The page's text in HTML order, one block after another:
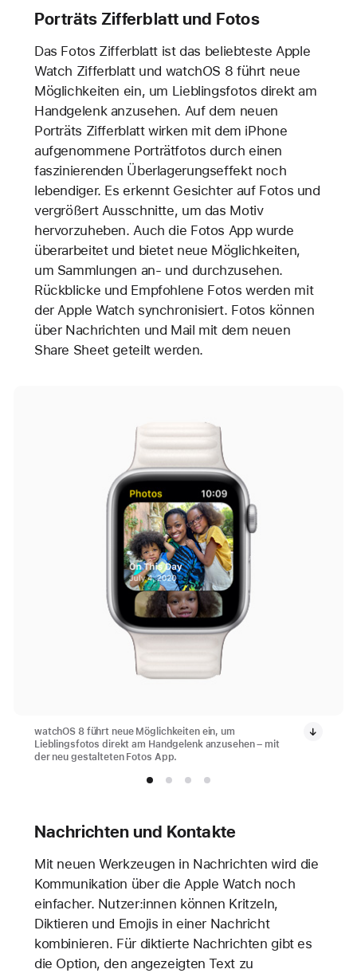
Porträts Zifferblatt und Fotos
Das Fotos Zifferblatt ist das beliebteste Apple
Watch Zifferblatt und watchOS 8 führt neue
Möglichkeiten ein, um Lieblingsfotos direkt am
Handgelenk anzusehen. Auf dem neuen
Porträts Zifferblatt wirken mit dem iPhone
aufgenommene Porträtfotos durch einen
faszinierenden Überlagerungseffekt noch
lebendiger. Es erkennt Gesichter auf Fotos und
vergrößert Ausschnitte, um das Motiv
hervorzuheben. Auch die Fotos App wurde
überarbeitet und bietet neue Möglichkeiten,
um Sammlungen an- und durchzusehen.
Rückblicke und Empfohlene Fotos werden mit
der Apple Watch synchronisiert. Fotos können
über Nachrichten und Mail mit dem neuen
Share Sheet geteilt werden.
watchOS 8 führt neue Möglichkeiten ein, um
Lieblingsfotos direkt am Handgelenk anzusehen – mit
der neu gestalteten Fotos App.
Nachrichten und Kontakte
Mit neuen Werkzeugen in Nachrichten wird die
Kommunikation über die Apple Watch noch
einfacher. Nutzer:innen können Kritzeln,
Diktieren und Emojis in einer Nachricht
kombinieren. Für diktierte Nachrichten gibt es
die Option, den angezeigten Text zu